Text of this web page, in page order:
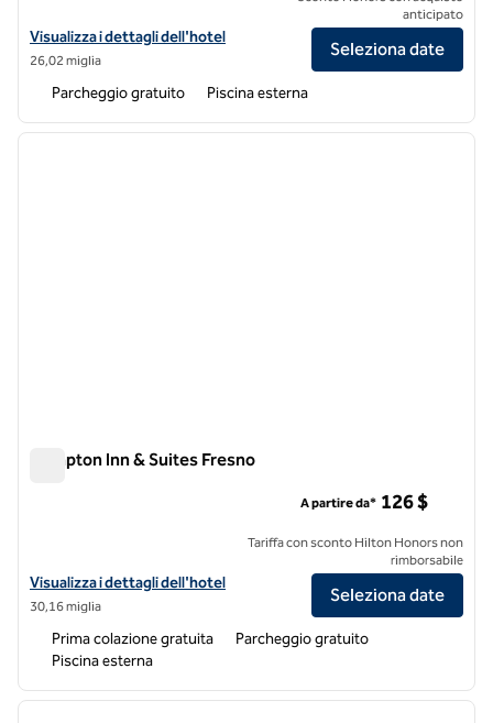
Visualizza i dettagli dell'hotel per AutoCamp Yosemite
Visualizza i dettagli dell'hotel
26,02 miglia
anticipato
Seleziona date
Parcheggio gratuito Piscina esterna
1 di 12
Hampton Inn & Suites Fresno
Visualizza i dettagli dell'hotel Hampton Inn & Suites Fresno
Visualizza i dettagli dell'hotel
30,16 miglia
A partire da* 126 $
Tariffa con sconto Hilton Honors non
rimborsabile
Seleziona date
Prima colazione gratuita
Parcheggio gratuito
Piscina esterna
1 di 12